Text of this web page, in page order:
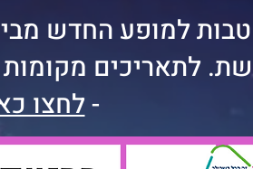
למופע החדש
לתאריכים מקומות
-לחצו